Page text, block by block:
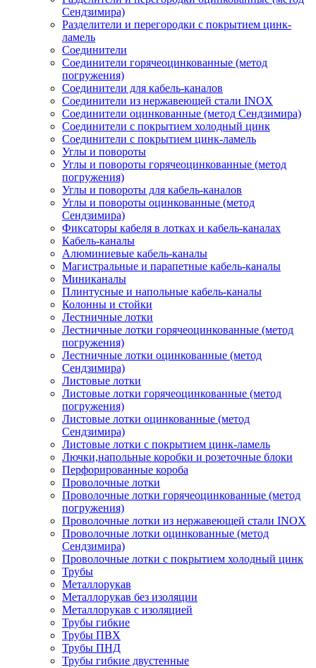
Сендзимира)
Разделители и перегородки с покрытием цинк-
ламель
Соединители
Соединители горячеоцинкованные (метод
погружения)
Соединители для кабель-каналов
Соединители из нержавеющей стали INOX
Соединители оцинкованные (метод Сендзимира)
Соединители с покрытием холодный цинк
Соединители с покрытием цинк-ламель
Углы и повороты
Углы и повороты горячеоцинкованные (метод
погружения)
Углы и повороты для кабель-каналов
Углы и повороты оцинкованные (метод
Сендзимира)
Фиксаторы кабеля в лотках и кабель-каналах
Кабель-каналы
Алюминиевые кабель-каналы
Магистральные и парапетные кабель-каналы
Миниканалы
Плинтусные и напольные кабель-каналы
Колонны и стойки
Лестничные лотки
Лестничные лотки горячеоцинкованные (метод
погружения)
Лестничные лотки оцинкованные (метод
Сендзимира)
Листовые лотки
Листовые лотки горячеоцинкованные (метод
погружения)
Листовые лотки оцинкованные (метод
Сендзимира)
Листовые лотки с покрытием цинк-ламель
Лючки,напольные коробки и розеточные блоки
Перфорированные короба
Проволочные лотки
Проволочные лотки горячеоцинкованные (метод
погружения)
Проволочные лотки из нержавеющей стали INOX
Проволочные лотки оцинкованные (метод
Сендзимира)
Проволочные лотки с покрытием холодный цинк
Трубы
Металлорукав
Металлорукав без изоляции
Металлорукав с изоляцией
Трубы гибкие
Трубы ПВХ
Трубы ПНД
Трубы гибкие двустенные